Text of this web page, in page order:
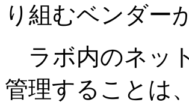
り組むベンダー
ラボ内のネッ
管理することは